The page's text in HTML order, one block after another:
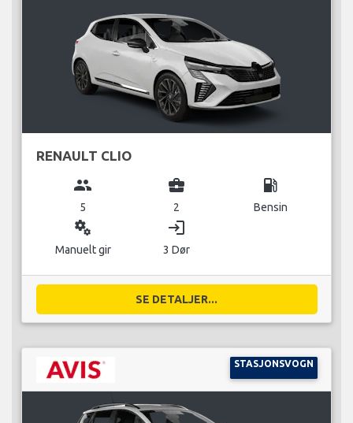
RENAULT CLIO
group
5
business_center
2
local_gas_station
Bensin
miscellaneous_services
Manuelt gir
login
3 Dør
SE DETALJER...
STASJONSVOGN